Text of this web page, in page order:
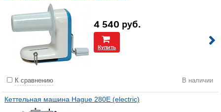
4 540 руб.
Купить
К сравнению В наличии
Кеттельная машина Hague 280E (electric)